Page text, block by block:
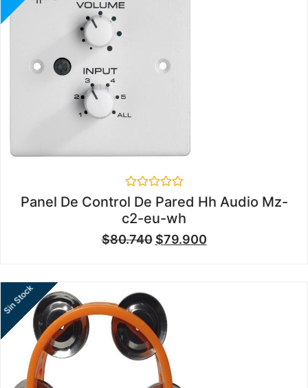
Valorado
en
0
de
5
Panel De Control De Pared Hh Audio Mz-
c2-eu-wh
$80.740 $79.900
Sin Stock